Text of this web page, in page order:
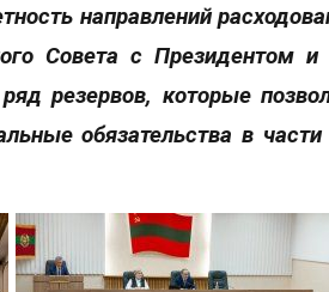
направлений
Совета с Президентом и
резервов, которые
обязательства в